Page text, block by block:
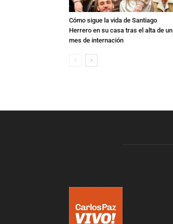
Cómo sigue la vida de Santiago
Herrero en su casa tras el alta de un
mes de internación